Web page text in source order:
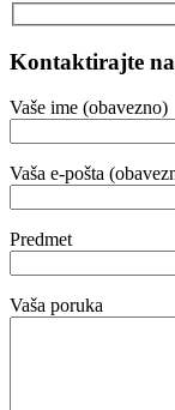
Kontaktirajte
Vaše ime (obavezno)
Vaša e-pošta
Predmet
Vaša poruka